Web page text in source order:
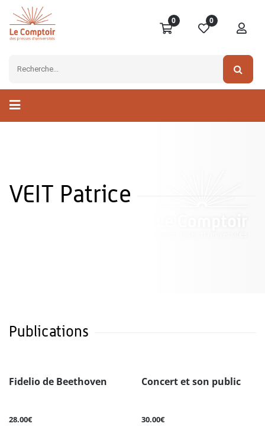
0 0
VEIT Patrice
Publications
Fidelio de Beethoven
28.00€
Concert et son public
30.00€